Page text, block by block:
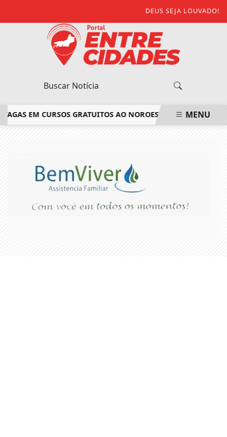
DEUS SEJA LOUVADO!
EM CURSOS GRATUITOS AO NOROESTE FLUMINENSE
MENU